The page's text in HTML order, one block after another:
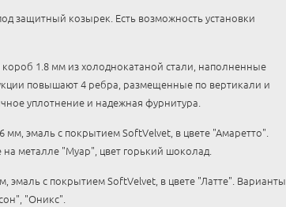
защитный козырек. Есть возможность установки
1.8 мм из холоднокатаной стали, наполненные
повышают 4 ребра, размещенные по вертикали и
уплотнение и надежная фурнитура.
эмаль с покрытием SoftVelvet, в цвете "Амаретто".
металле "Муар", цвет горький шоколад.
с покрытием SoftVelvet, в цвете "Латте". Варианты
"Оникс".